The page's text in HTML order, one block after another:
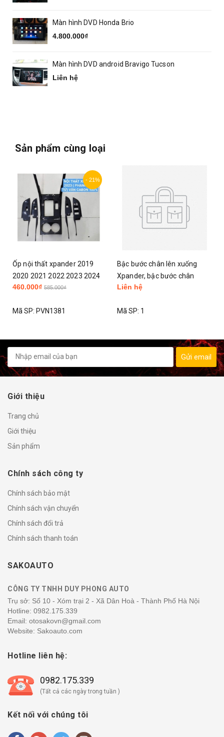
Màn hình DVD Honda Brio
4.800.000₫
Màn hình DVD android Bravigo Tucson
Liên hệ
Sản phẩm cùng loại
- 21%
Ốp nội thất xpander 2019
2020 2021 2022 2023 2024
2025 2026
460.000₫ 585.000₫
Mã SP: PVN1381
Bậc bước chân lên xuống
Xpander, bậc bước chân
xpander
Liên hệ
Mã SP: 1
Gửi email
Giới thiệu
Trang chủ
Giới thiệu
Sản phẩm
Chính sách công ty
Chính sách bảo mật
Chính sách vận chuyển
Chính sách đổi trả
Chính sách thanh toán
SAKOAUTO
CÔNG TY TNHH DUY PHONG AUTO
Trụ sở: Số 10 - Xóm trại 2 - Xã Dân Hoà - Thành Phố Hà Nội
Hotline: 0982.175.339
Email: otosakovn@gmail.com
Website: Sakoauto.com
Hotline liên hệ:
0982.175.339
(Tất cả các ngày trong tuần )
Kết nối với chúng tôi